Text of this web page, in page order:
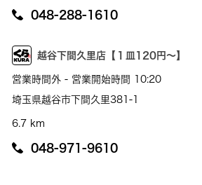
048-288-1610
越谷下間久里店【１皿120円～】
営業時間外 - 営業開始時間 10:20
埼玉県越谷市下間久里381-1
6.7 km
048-971-9610